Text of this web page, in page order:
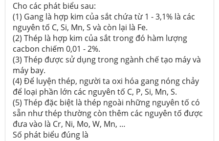
Cho các phát biểu sau:
(1) Gang là hợp kim của sắt chứa từ 1 - 3,1% là các
nguyên tố C, Si, Mn, S và còn lại là Fe.
(2) Thép là hợp kim của sắt trong đó hàm lượng
cacbon chiếm 0,01 - 2%.
(3) Thép được sử dụng trong ngành chế tạo máy và
máy bay.
(4) Để luyện thép, người ta oxi hóa gang nóng chảy
để loại phần lớn các nguyên tố C, P, Si, Mn, S.
(5) Thép đặc biệt là thép ngoài những nguyên tố có
sẵn như thép thường còn thêm các nguyên tố được
đưa vào là Cr, Ni, Mo, W, Mn, …
Số phát biểu đúng là